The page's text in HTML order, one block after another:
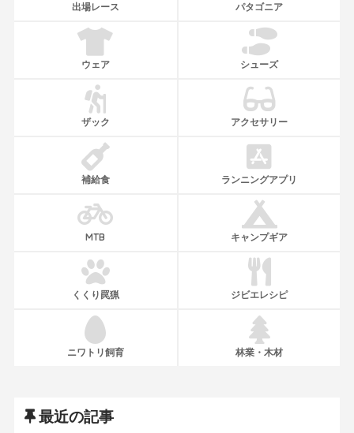
出場レース パタゴニア
ウェア シューズ
ザック アクセサリー
補給食 ランニングアプリ
MTB キャンプギア
くくり罠猟 ジビエレシピ
ニワトリ飼育 林業・木材
最近の記事